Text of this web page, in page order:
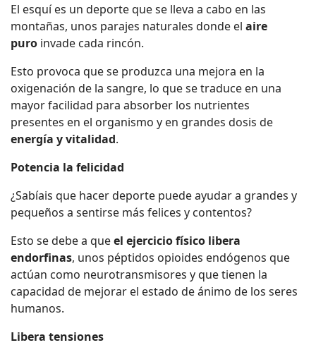
El esquí es un deporte que se lleva a cabo en las
montañas, unos parajes naturales donde el aire
puro invade cada rincón.
Esto provoca que se produzca una mejora en la
oxigenación de la sangre, lo que se traduce en una
mayor facilidad para absorber los nutrientes
presentes en el organismo y en grandes dosis de
energía y vitalidad.
Potencia la felicidad
¿Sabíais que hacer deporte puede ayudar a grandes y
pequeños a sentirse más felices y contentos?
Esto se debe a queel ejercicio físico libera
endorfinas, unos péptidos opioides endógenos que
actúan como neurotransmisores y que tienen la
capacidad de mejorar el estado de ánimo de los seres
humanos.
Libera tensiones